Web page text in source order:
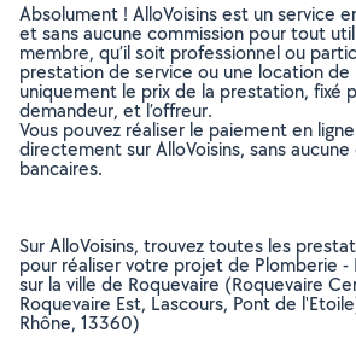
Absolument ! AlloVoisins est un service
et sans aucune commission pour tout
membre, qu’il soit professionnel ou
prestation de service ou une location de
uniquement le prix de la prestation, fixé
demandeur, et l’offreur.
Vous pouvez réaliser le paiement en
directement sur AlloVoisins, sans
bancaires.
Sur AlloVoisins, trouvez toutes les
pour réaliser votre projet de Plomberie -
sur la ville de Roquevaire (Roquevaire
Roquevaire Est, Lascours, Pont de
Rhône, 13360)